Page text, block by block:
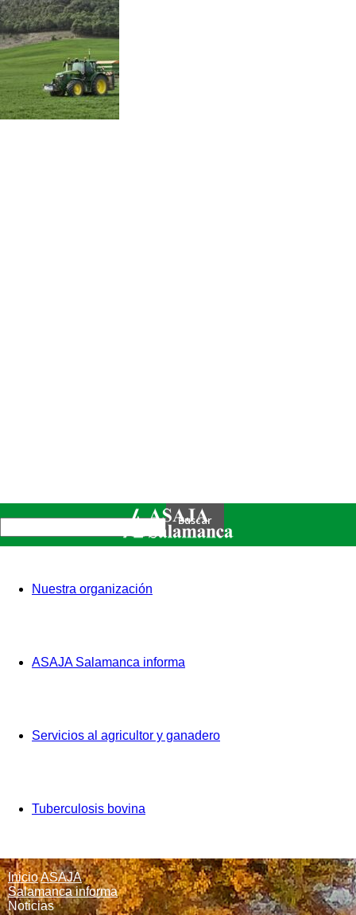
Nuestra organización
ASAJA Salamanca informa
Servicios al agricultor y ganadero
Tuberculosis bovina
InicioASAJA
Salamanca informa
Noticias